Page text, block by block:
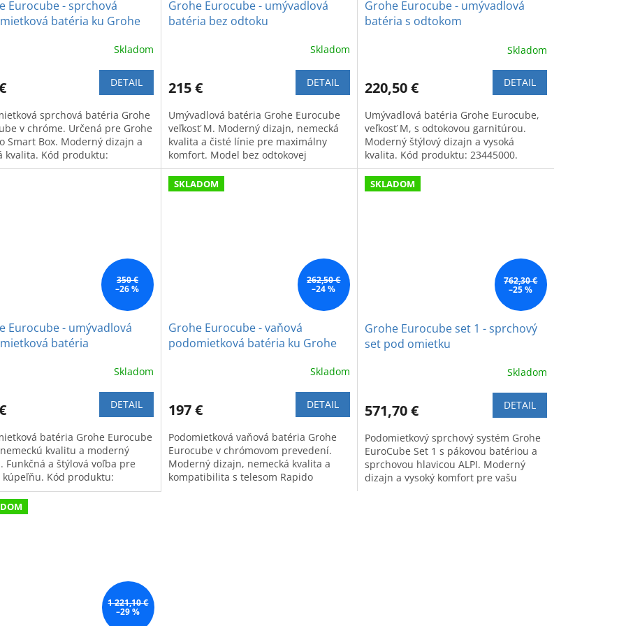
Eurocube - sprchová
batéria ku Grohe
Skladom
DETAIL
sprchová batéria Grohe
v chróme. Určená pre Grohe
Smart Box. Moderný dizajn a
kvalita. Kód produktu:
Grohe Eurocube - umývadlová
batéria bez odtoku
Skladom
215 € DETAIL
Umývadlová batéria Grohe Eurocube
veľkosť M. Moderný dizajn, nemecká
kvalita a čisté línie pre maximálny
komfort. Model bez odtokovej
garnitúry.
Grohe Eurocube - umývadlová
batéria s odtokom
Skladom
220,50 € DETAIL
Umývadlová batéria Grohe Eurocube,
veľkosť M, s odtokovou garnitúrou.
Moderný štýlový dizajn a vysoká
kvalita. Kód produktu: 23445000.
350 €
–26 %
Eurocube - umývadlová
batéria
Skladom
DETAIL
batéria Grohe Eurocube
kvalitu a moderný
Funkčná a štýlová voľba pre
kúpeľňu. Kód produktu:
SKLADOM
262,50 €
–24 %
Grohe Eurocube - vaňová
podomietková batéria ku Grohe
Skladom
197 € DETAIL
Podomietková vaňová batéria Grohe
Eurocube v chrómovom prevedení.
Moderný dizajn, nemecká kvalita a
kompatibilita s telesom Rapido
SKLADOM
762,30 €
–25 %
Grohe Eurocube set 1 - sprchový
set pod omietku
Skladom
571,70 € DETAIL
Podomietkový sprchový systém Grohe
EuroCube Set 1 s pákovou batériou a
sprchovou hlavicou ALPI. Moderný
dizajn a vysoký komfort pre vašu
1 221,10 €
–29 %